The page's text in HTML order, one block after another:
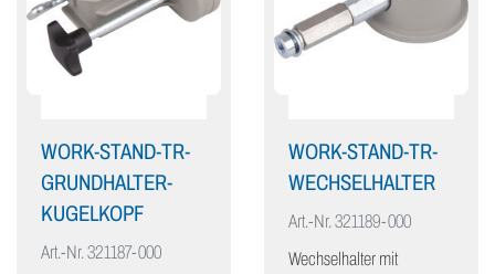
WORK-STAND-TR-
GRUNDHALTER-
KUGELKOPF
Art.-Nr.321187-000
WORK-STAND-TR-
WECHSELHALTER
Art.-Nr.321189-000
Wechselhalter mit